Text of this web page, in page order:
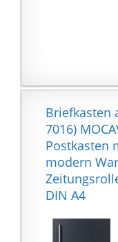
Briefkasten
7016)
Postkasten
modern
DIN A4